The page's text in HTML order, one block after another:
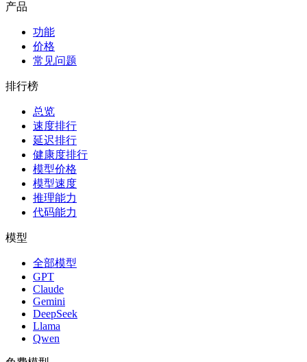
产品
功能
价格
常见问题
排行榜
总览
速度排行
延迟排行
健康度排行
模型价格
模型速度
推理能力
代码能力
模型
全部模型
GPT
Claude
Gemini
DeepSeek
Llama
Qwen